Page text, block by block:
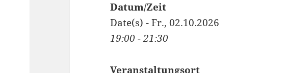
Datum/Zeit
Date(s) - Fr., 02.10.2026
19:00 - 21:30
Veranstaltungsort